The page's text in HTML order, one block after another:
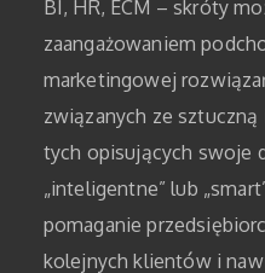
BI, HR, ECM – skróty
zaangażowaniem
marketingowej
związanych ze
tych opisujących swoje
„inteligentne” lub
pomaganie
kolejnych klientów i